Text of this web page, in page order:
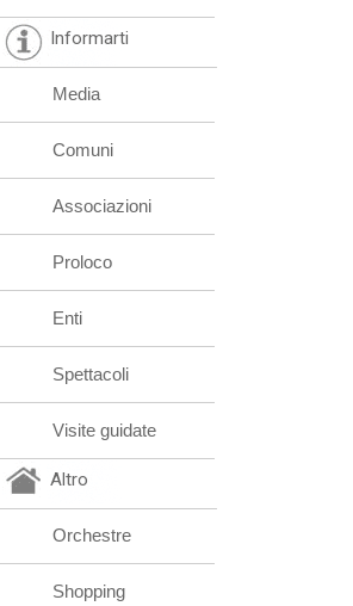
Informarti
Media
Comuni
Associazioni
Proloco
Enti
Spettacoli
Visite guidate
Altro
Orchestre
Shopping